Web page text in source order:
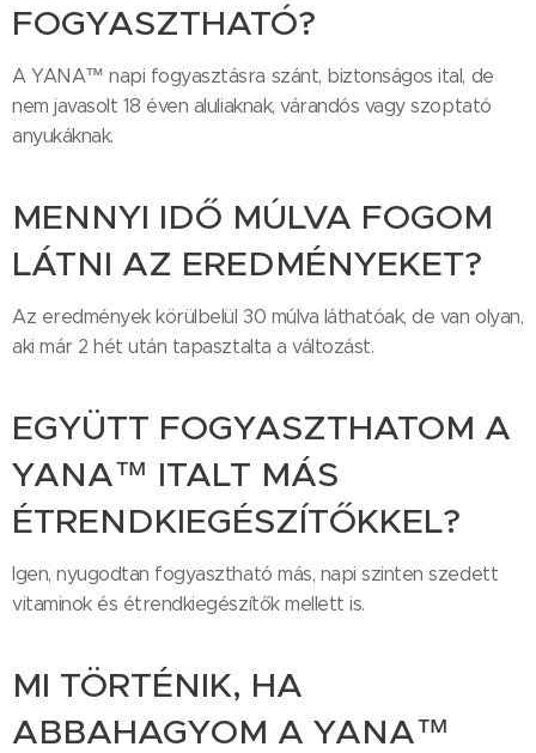
FOGYASZTHATÓ?
A YANA™ napi fogyasztásra szánt, biztonságos ital, de
nem javasolt 18 éven aluliaknak, várandós vagy szoptató
anyukáknak.
MENNYI IDŐ MÚLVA FOGOM
LÁTNI AZ EREDMÉNYEKET?
Az eredmények körülbelül 30 múlva láthatóak, de van olyan,
aki már 2 hét után tapasztalta a változást.
EGYÜTT FOGYASZTHATOM A
YANA™ ITALT MÁS
ÉTRENDKIEGÉSZÍTŐKKEL?
Igen, nyugodtan fogyasztható más, napi szinten szedett
vitaminok és étrendkiegészítők mellett is.
MI TÖRTÉNIK, HA
ABBAHAGYOM A YANA™